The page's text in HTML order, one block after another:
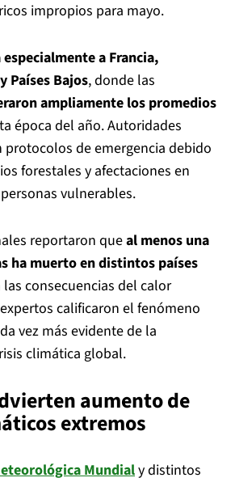
impropios para mayo.
a Francia,
Países Bajos, donde las
ampliamente los promedios
época del año. Autoridades
protocolos de emergencia debido
forestales y afectaciones en
vulnerables.
reportaron queal menos una
ha muerto en distintos países
consecuencias del calor
calificaron el fenómeno
vez más evidente de la
climática global.
aumento de
extremos
Mundialy distintos